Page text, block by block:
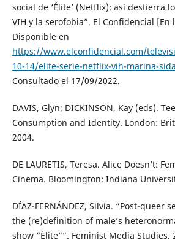
social de ‘Élite’ (Netflix): así destierra
VIH y la serofobia”. El Confidencial [En
Disponible en
https://www.elconfidencial.com/
10-14/elite-serie-netflix-vih-marina-
Consultado el 17/09/2022.
DAVIS, Glyn; DICKINSON, Kay (eds).
Consumption and Identity. London:
2004.
DE LAURETIS, Teresa. Alice Doesn’t:
Cinema. Bloomington: Indiana
DÍAZ-FERNÁNDEZ, Silvia. “Post-queer
the (re)definition of male’s
show “Élite””. Feminist Media Studies.